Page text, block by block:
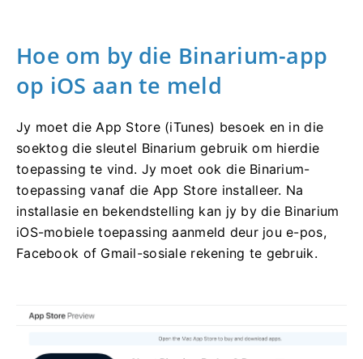
Hoe om by die Binarium-app
op iOS aan te meld
Jy moet die App Store (iTunes) besoek en in die
soektog die sleutel Binarium gebruik om hierdie
toepassing te vind. Jy moet ook die Binarium-
toepassing vanaf die App Store installeer. Na
installasie en bekendstelling kan jy by die Binarium
iOS-mobiele toepassing aanmeld deur jou e-pos,
Facebook of Gmail-sosiale rekening te gebruik.